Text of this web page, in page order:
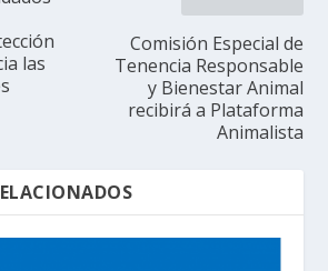
las
Comisión Especial de
Tenencia Responsable
y Bienestar Animal
recibirá a Plataforma
Animalista